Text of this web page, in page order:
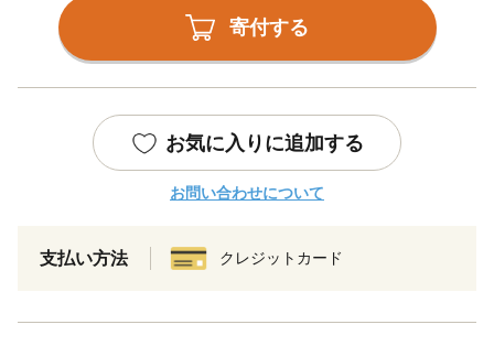
寄付する
お気に入りに追加する
お問い合わせについて
支払い方法 クレジットカード